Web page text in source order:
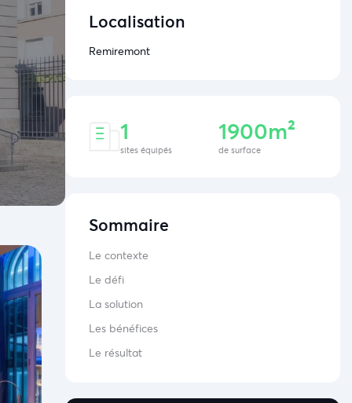
Localisation
Remiremont
1
sites équipés
1900m²
de surface
Sommaire
Le contexte
Le défi
La solution
Les bénéfices
Le résultat